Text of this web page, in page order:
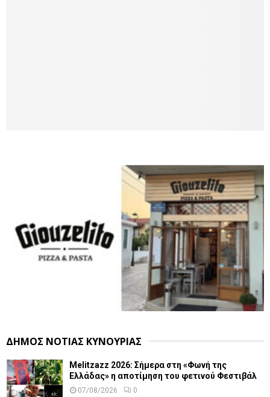
ΔΗΜΟΣ ΝΟΤΙΑΣ ΚΥΝΟΥΡΙΑΣ
Melitzazz 2026: Σήμερα στη «Φωνή της
Ελλάδας» η αποτίμηση του φετινού Φεστιβάλ
07/08/2026 0